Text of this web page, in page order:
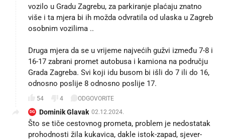
vozilo u Gradu Zagrebu, za parkiranje plaćaju znatno
više i ta mjera bi ih možda odvratila od ulaska u Zagreb
osobnim vozilima ..
Druga mjera da se u vrijeme najvećih gužvi između 7-8 i
16-17 zabrani promet autobusa i kamiona na području
Grada Zagreba. Svi koji idu busom bi išli do 7 ili do 16,
odnosno poslije 8 odnosno poslije 17.
54 4 ODGOVORITE
DG Dominik Glavak 02.12.2024.
Što se tiče cestovnog prometa, problem je nedostatak
prohodnosti žila kukavica, dakle istok-zapad, sjever-